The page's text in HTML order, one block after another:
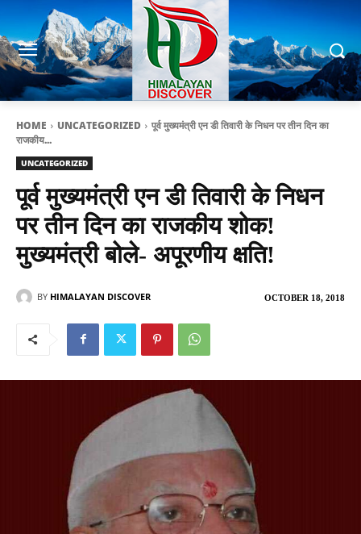
HOME UNCATEGORIZED
पूर्व मुख्यमंत्री एन डी तिवारी के निधन पर तीन दिन का
राजकीय...
UNCATEGORIZED
पूर्व मुख्यमंत्री एन डी तिवारी के निधन
पर तीन दिन का राजकीय शोक!
मुख्यमंत्री बोले- अपूरणीय क्षति!
OCTOBER 18, 2018
BY HIMALAYAN DISCOVER